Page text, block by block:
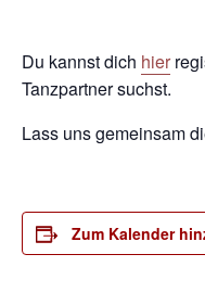
Du kannst dich hier
Tanzpartner suchst.
Lass uns gemeinsam
Zum Kalender